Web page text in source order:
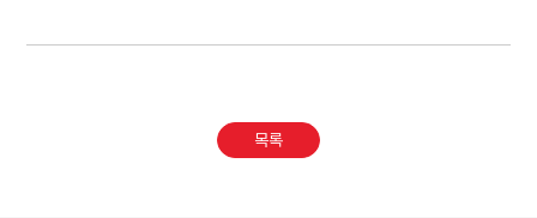
목록
찾아보기